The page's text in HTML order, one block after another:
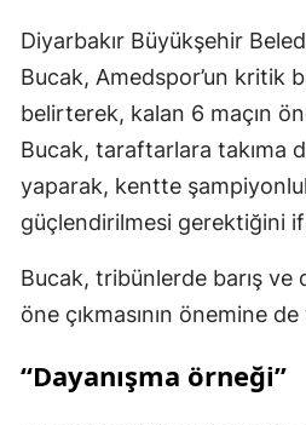
Diyarbakır Büyükşehir
Bucak, Amedspor’un kritik
belirterek, kalan 6 maçın
Bucak, taraftarlara takıma
yaparak, kentte
güçlendirilmesi gerektiğini
Bucak, tribünlerde barış ve
öne çıkmasının önemine
“Dayanışma örneği”